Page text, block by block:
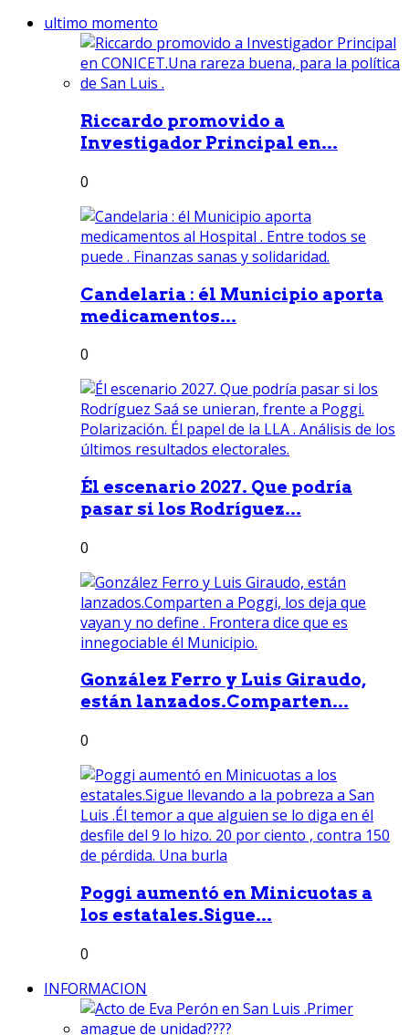
ultimo momento
Riccardo promovido a
Investigador Principal en...
0
Candelaria : él Municipio aporta
medicamentos...
0
Él escenario 2027. Que podría
pasar si los Rodríguez...
0
González Ferro y Luis Giraudo,
están lanzados.Comparten...
0
Poggi aumentó en Minicuotas a
los estatales.Sigue...
0
INFORMACION